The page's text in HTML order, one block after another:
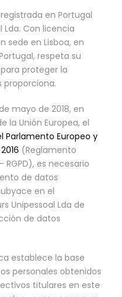
en Portugal
Lda. Con licencia
sede en Lisboa, en
respeta su
proteger la
proporciona.
mayo de 2018, en
la Unión Europea, el
Parlamento Europeo y
(Reglamento
es necesario
de datos
en el
Unipessoal Lda de
de datos
establece la base
personales obtenidos
titulares en este